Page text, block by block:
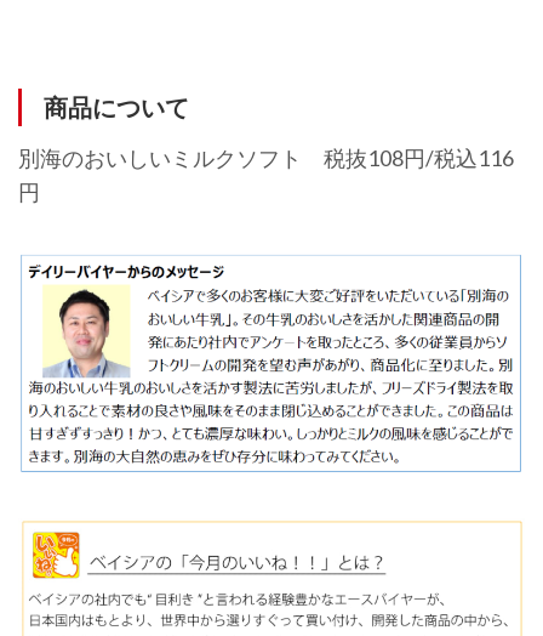
商品について
別海のおいしいミルクソフト 税抜108円/税込116
円